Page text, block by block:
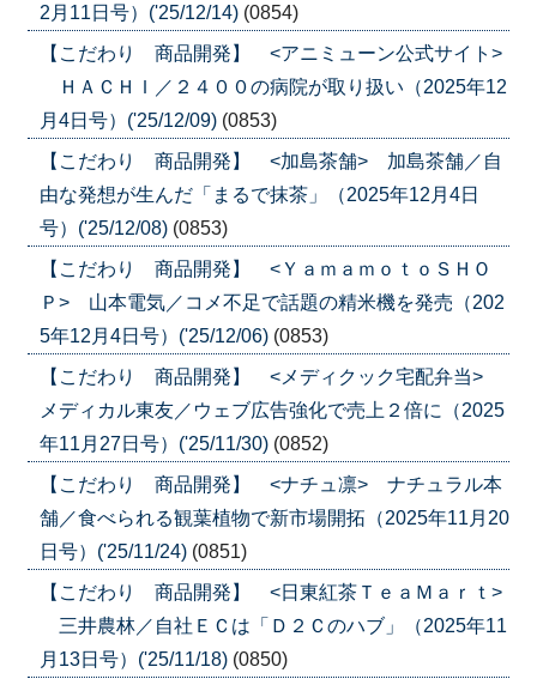
2月11日号）('25/12/14) (0854)
【こだわり 商品開発】 <アニミューン公式サイト>
ＨＡＣＨＩ／２４００の病院が取り扱い（2025年12
月4日号）('25/12/09) (0853)
【こだわり 商品開発】 <加島茶舗> 加島茶舗／自
由な発想が生んだ「まるで抹茶」（2025年12月4日
号）('25/12/08) (0853)
【こだわり 商品開発】 <ＹａｍａｍｏｔｏＳＨＯ
Ｐ> 山本電気／コメ不足で話題の精米機を発売（202
5年12月4日号）('25/12/06) (0853)
【こだわり 商品開発】 <メディクック宅配弁当>
メディカル東友／ウェブ広告強化で売上２倍に（2025
年11月27日号）('25/11/30) (0852)
【こだわり 商品開発】 <ナチュ凛> ナチュラル本
舗／食べられる観葉植物で新市場開拓（2025年11月20
日号）('25/11/24) (0851)
【こだわり 商品開発】 <日東紅茶ＴｅａＭａｒｔ>
三井農林／自社ＥＣは「Ｄ２Ｃのハブ」（2025年11
月13日号）('25/11/18) (0850)